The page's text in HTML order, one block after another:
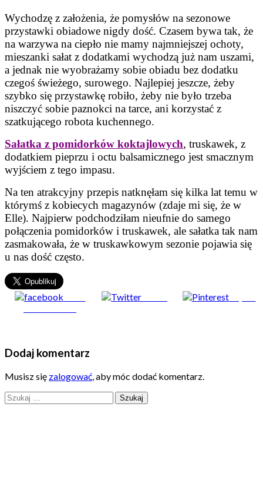
Wychodzę z założenia, że pomysłów na sezonowe
przystawki obiadowe nigdy dość. Czasem bywa tak, że
na warzywa na ciepło nie mamy najmniejszej ochoty,
mieszanki sałat z dodatkami wychodzą już nam uszami,
a jednak nie wyobrażamy sobie obiadu bez dodatku
czegoś świeżego, surowego. Najlepiej jeszcze, żeby
szybko się przystawkę robiło, żeby nie było trzeba
niszczyć sobie paznokci na tarce, ani korzystać z
szatkującego robota kuchennego.
Sałatka z pomidorków koktajlowych, truskawek, z
dodatkiem pieprzu i octu balsamicznego jest smacznym
wyjściem z tego impasu.
Na ten atrakcyjny przepis natknęłam się kilka lat temu w
którymś z kobiecych magazynów (zdaje mi się, że w
Elle). Najpierw podchodziłam nieufnie do samego
połączenia pomidorków i truskawek, ale sałatka tak nam
zasmakowała, że w truskawkowym sezonie pojawia się
u nas dość często.
Zapisz
Dodaj komentarz
Musisz się zalogować, aby móc dodać komentarz.
Szukaj: